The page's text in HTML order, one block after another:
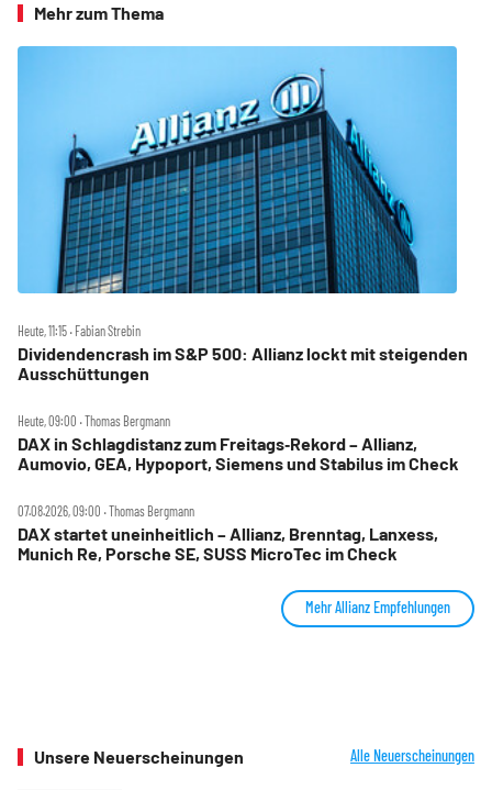
Mehr zum Thema
Heute, 11:15 ‧ Fabian Strebin
Dividendencrash im S&P 500: Allianz lockt mit steigenden
Ausschüttungen
Heute, 09:00 ‧ Thomas Bergmann
DAX in Schlagdistanz zum Freitags‑Rekord – Allianz,
Aumovio, GEA, Hypoport, Siemens und Stabilus im Check
07.08.2026, 09:00 ‧ Thomas Bergmann
DAX startet uneinheitlich – Allianz, Brenntag, Lanxess,
Munich Re, Porsche SE, SUSS MicroTec im Check
Mehr Allianz Empfehlungen
Unsere Neuerscheinungen Alle Neuerscheinungen